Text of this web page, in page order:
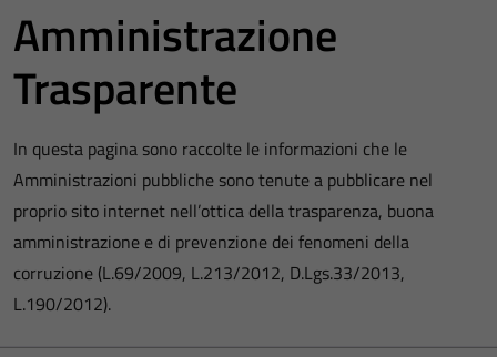
Amministrazione
Trasparente
In questa pagina sono raccolte le informazioni che le
Amministrazioni pubbliche sono tenute a pubblicare nel
proprio sito internet nell’ottica della trasparenza, buona
amministrazione e di prevenzione dei fenomeni della
corruzione (L.69/2009, L.213/2012, D.Lgs.33/2013,
L.190/2012).